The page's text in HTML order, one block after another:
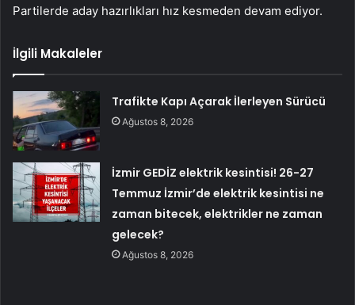
Partilerde aday hazırlıkları hız kesmeden devam ediyor.
İlgili Makaleler
Trafikte Kapı Açarak İlerleyen Sürücü
Ağustos 8, 2026
İzmir GEDİZ elektrik kesintisi! 26-27
Temmuz İzmir’de elektrik kesintisi ne
zaman bitecek, elektrikler ne zaman
gelecek?
Ağustos 8, 2026